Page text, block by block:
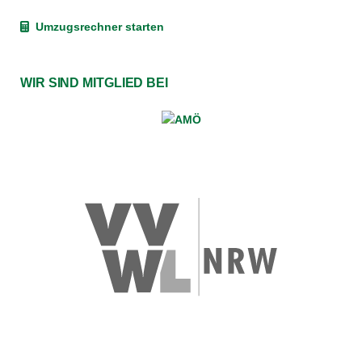
Umzugsrechner starten
WIR SIND MITGLIED BEI